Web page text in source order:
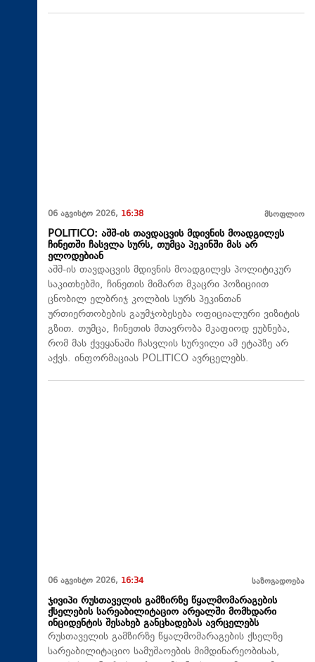
06 აგვისტო 2026, 16:38 მსოფლიო
POLITICO: აშშ-ის თავდაცვის მდივნის მოადგილეს
ჩინეთში ჩასვლა სურს, თუმცა პეკინში მას არ
ელოდებიან
აშშ-ის თავდაცვის მდივნის მოადგილეს პოლიტიკურ
საკითხებში, ჩინეთის მიმართ მკაცრი პოზიციით
ცნობილ ელბრიჯ კოლბის სურს პეკინთან
ურთიერთობების გაუმჯობესება ოფიციალური ვიზიტის
გზით. თუმცა, ჩინეთის მთავრობა მკაფიოდ ეუბნება,
რომ მას ქვეყანაში ჩასვლის სურვილი ამ ეტაპზე არ
აქვს. ინფორმაციას POLITICO ავრცელებს.
06 აგვისტო 2026, 16:34 საზოგადოება
ჯივიპი რუსთაველის გამზირზე წყალმომარაგების
ქსელების სარეაბილიტაციო არეალში მომხდარი
ინციდენტის შესახებ განცხადებას ავრცელებს
რუსთაველის გამზირზე წყალმომარაგების ქსელზე
სარეაბილიტაციო სამუშაოების მიმდინარეობისას,